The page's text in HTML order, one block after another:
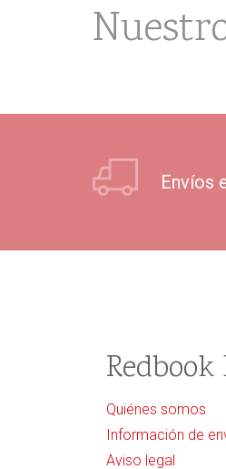
Envíos
Quiénes somos
Información de
Aviso legal